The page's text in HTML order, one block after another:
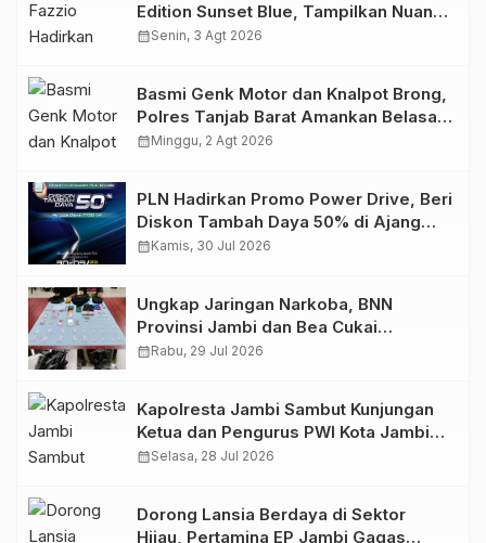
Edition Sunset Blue, Tampilkan Nuansa
Retro Summer yang Semakin Skena
calendar_monthSenin, 3 Agt 2026
Basmi Genk Motor dan Knalpot Brong,
Polres Tanjab Barat Amankan Belasan
Kendaraan
calendar_monthMinggu, 2 Agt 2026
PLN Hadirkan Promo Power Drive, Beri
Diskon Tambah Daya 50% di Ajang
GIIAS 2026
calendar_monthKamis, 30 Jul 2026
Ungkap Jaringan Narkoba, BNN
Provinsi Jambi dan Bea Cukai
Amankan Sembilan Pelaku beserta
calendar_monthRabu, 29 Jul 2026
Kapolresta Jambi Sambut Kunjungan
Ketua dan Pengurus PWI Kota Jambi
Perkuat Sinergi dan Kolaborasi
calendar_monthSelasa, 28 Jul 2026
Dorong Lansia Berdaya di Sektor
Hijau, Pertamina EP Jambi Gagas